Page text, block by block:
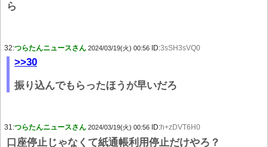
ら
32:つらたんニュースさん 2024/03/19(火) 00:56 ID:3sSH3sVQ0
>>30
振り込んでもらったほうが早いだろ
31:つらたんニュースさん 2024/03/19(火) 00:56 ID:h+zDVT6H0
口座停止じゃなくて紙通帳利用停止だけやろ？